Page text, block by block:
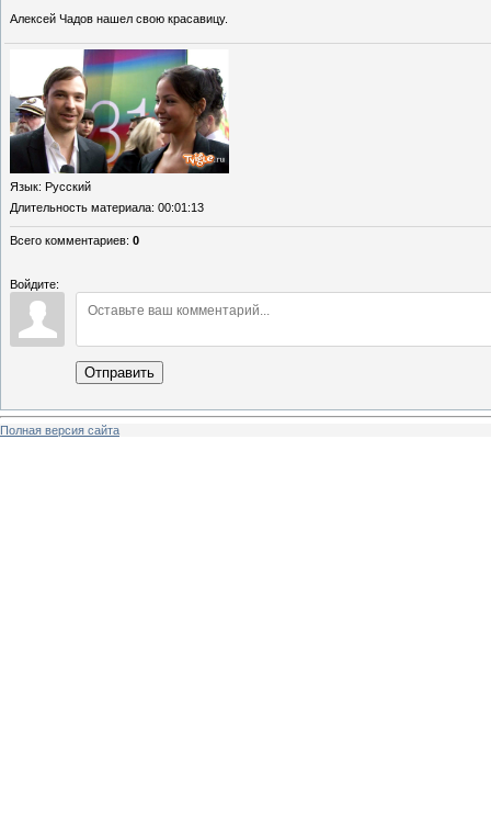
Алексей Чадов нашел свою красавицу.
Язык: Русский
Длительность материала: 00:01:13
Всего комментариев: 0
Войдите:
Отправить
Полная версия сайта